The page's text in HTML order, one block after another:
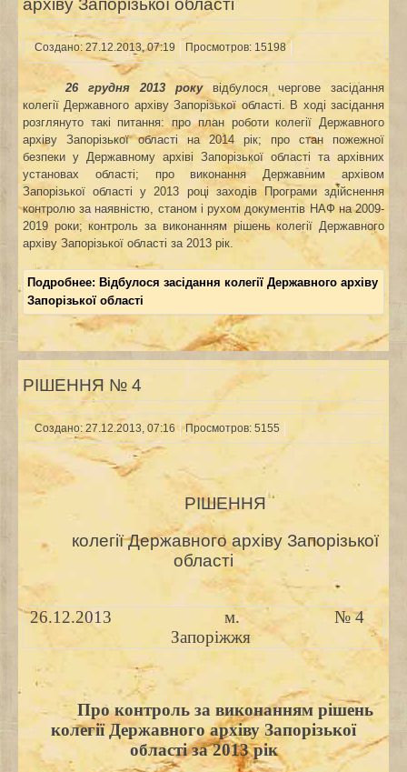
архіву Запорізької області
Создано: 27.12.2013, 07:19 Просмотров: 15198
26 грудня 2013 рокувідбулося чергове засідання
колегії Державного архіву Запорізької області. В ході засідання
розглянуто такі питання: про план роботи колегії Державного
архіву Запорізької області на 2014 рік; про стан пожежної
безпеки у Державному архіві Запорізької області та архівних
установах області; про виконання Державним архівом
Запорізької області у 2013 році заходів Програми здійснення
контролю за наявністю, станом і рухом документів НАФ на 2009-
2019 роки; контроль за виконанням рішень колегії Державного
архіву Запорізької області за 2013 рік.
Подробнее: Відбулося засідання колегії Державного архіву
Запорізької області
РІШЕННЯ № 4
Создано: 27.12.2013, 07:16 Просмотров: 5155
РІШЕННЯ
колегії Державного архіву Запорізької
області
26.12.2013
м.
Запоріжжя
№ 4
Про контроль за виконанням рішень
колегії Державного архіву Запорізької
області за 2013 рік